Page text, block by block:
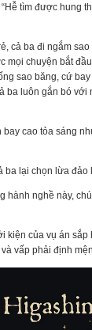
tìm được hung
cả ba đi ngắm sao
mọi chuyện bắt
sao băng, cứ
ba luôn gắn bó với
bay cao tỏa sáng
lại chọn lừa đảo
hành nghề này,
kiện của vụ án sắp
vấp phải định